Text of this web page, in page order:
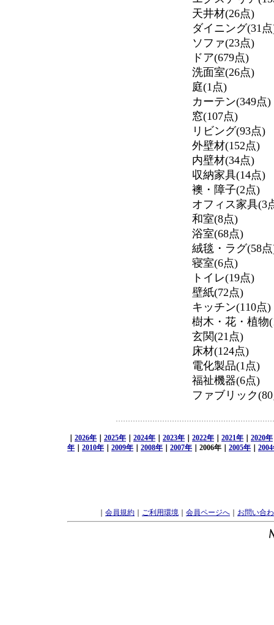
天井材(26点)
ダイニング(31
ソファ(23点)
ドア(679点)
洗面室(26点)
庭(1点)
カーテン(349点)
窓(107点)
リビング(93点)
外壁材(152点)
内壁材(34点)
収納家具(14点)
襖・障子(2点)
オフィス家具(3
和室(8点)
浴室(68点)
絨毯・ラグ(58
寝室(6点)
トイレ(19点)
壁紙(72点)
キッチン(110点)
樹木・花・植物
玄関(21点)
床材(124点)
電化製品(1点)
福祉機器(6点)
ファブリック
2026年 2025年 2024年 2023年 2022年 2021年 2020年
年
2010年 2009年 2008年 2007年 ｜2006年｜ 2005年
会員規約 ご利用環境 会員ページへ お問い合